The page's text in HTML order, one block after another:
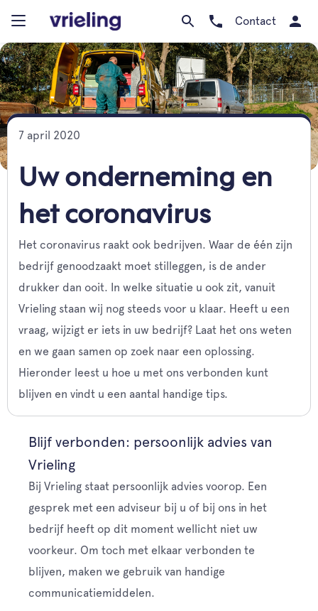
Contact
7 april 2020
Uw onderneming en
het coronavirus
Het coronavirus raakt ook bedrijven. Waar de één zijn
bedrijf genoodzaakt moet stilleggen, is de ander
drukker dan ooit. In welke situatie u ook zit, vanuit
Vrieling staan wij nog steeds voor u klaar. Heeft u een
vraag, wijzigt er iets in uw bedrijf? Laat het ons weten
en we gaan samen op zoek naar een oplossing.
Hieronder leest u hoe u met ons verbonden kunt
blijven en vindt u een aantal handige tips.
Blijf verbonden: persoonlijk advies van
Vrieling
Bij Vrieling staat persoonlijk advies voorop. Een
gesprek met een adviseur bij u of bij ons in het
bedrijf heeft op dit moment wellicht niet uw
voorkeur. Om toch met elkaar verbonden te
blijven, maken we gebruik van handige
communicatiemiddelen.